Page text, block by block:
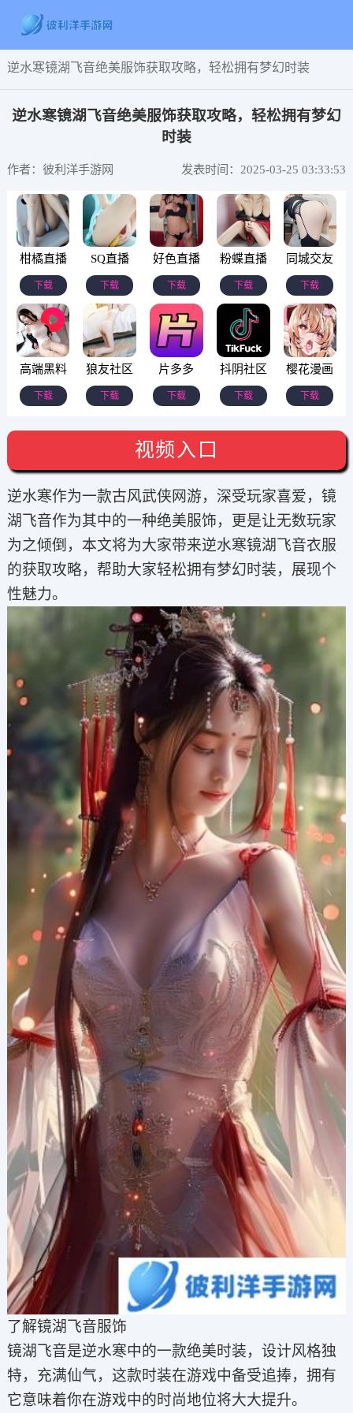
逆水寒镜湖飞音绝美服饰获取攻略，轻松拥有梦幻时装
逆水寒镜湖飞音绝美服饰获取攻略，轻松拥有梦幻
时装
作者：彼利洋手游网 发表时间：2025-03-25 03:33:53
柑橘直播
下载
SQ直播
下载
好色直播
下载
粉蝶直播
下载
同城交友
下载
高端黑料
下载
狼友社区
下载
片多多
下载
抖阴社区
下载
樱花漫画
下载
视频入口
逆水寒作为一款古风武侠网游，深受玩家喜爱，镜
湖飞音作为其中的一种绝美服饰，更是让无数玩家
为之倾倒，本文将为大家带来逆水寒镜湖飞音衣服
的获取攻略，帮助大家轻松拥有梦幻时装，展现个
性魅力。
了解镜湖飞音服饰
镜湖飞音是逆水寒中的一款绝美时装，设计风格独
特，充满仙气，这款时装在游戏中备受追捧，拥有
它意味着你在游戏中的时尚地位将大大提升。